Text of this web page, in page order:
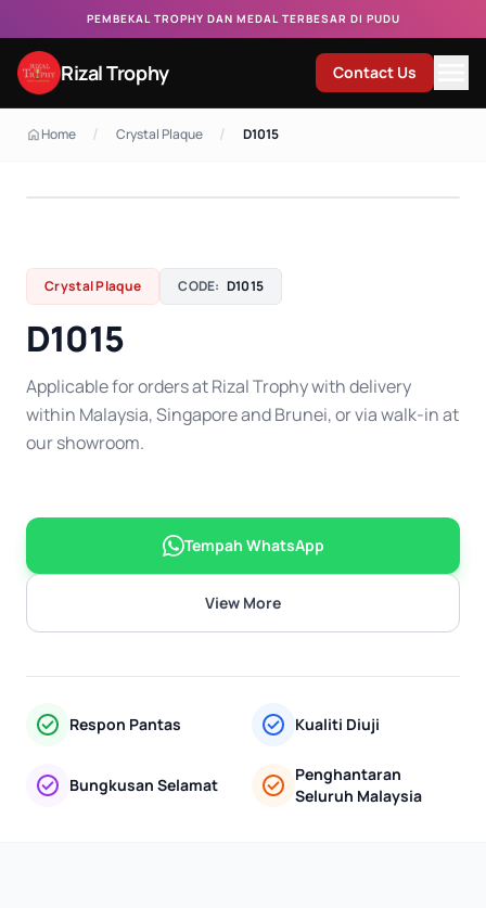
PEMBEKAL TROPHY DAN MEDAL TERBESAR DI PUDU
Rizal Trophy Contact Us
Home / Crystal Plaque / D1015
Crystal Plaque CODE: D1015
D1015
Applicable for orders at Rizal Trophy with delivery
within Malaysia, Singapore and Brunei, or via walk-in at
our showroom.
Tempah WhatsApp
View More
Respon Pantas Kualiti Diuji
Bungkusan Selamat
Penghantaran
Seluruh Malaysia